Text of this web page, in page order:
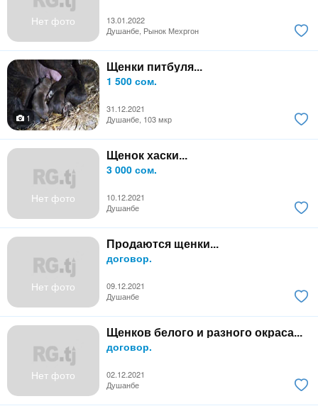
Нет фото
13.01.2022
Душанбе, Рынок Мехргон
Щенки питбуля...
1 500 сом.
31.12.2021
1
Душанбе, 103 мкр
Нет фото
Щенок хаски...
3 000 сом.
10.12.2021
Душанбе
Нет фото
Продаются щенки...
договор.
09.12.2021
Душанбе
Нет фото
Щенков белого и разного окраса...
договор.
02.12.2021
Душанбе